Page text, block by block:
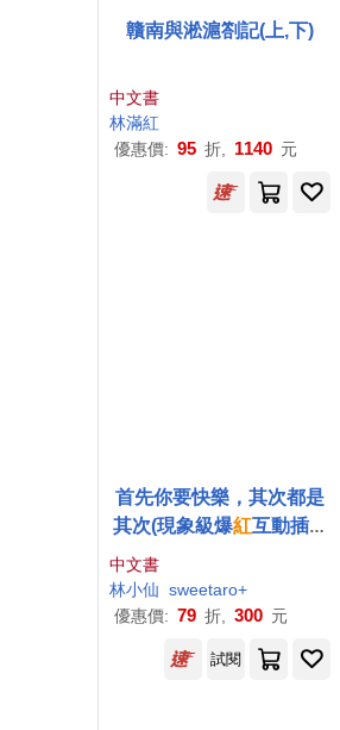
贛南與淞滬劄記(上,下)
中文書
林滿紅
優惠價: 95 折, 1140 元
首先你要快樂，其次都是
其次(現象級爆紅互動插畫
書，特別贈送可愛書籤、
防水貼紙，讓每一天都充
滿驚喜!)
中文書
林小仙 sweetaro+
優惠價: 79 折, 300 元
試閱